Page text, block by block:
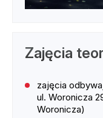
Zajęcia
zajęcia
ul. Woronicza
Woronicza)